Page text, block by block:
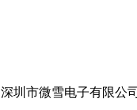
圳市微雪电子有限公司